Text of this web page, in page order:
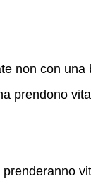
non con una
prendono